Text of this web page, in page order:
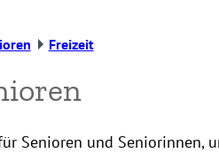
Freizeit
Senioren und Seniorinnen,